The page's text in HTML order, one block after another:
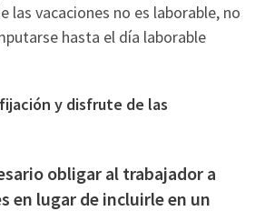
las vacaciones no es laborable, no
hasta el día laborable
y disfrute de las
obligar al trabajador a
en lugar de incluirle en un